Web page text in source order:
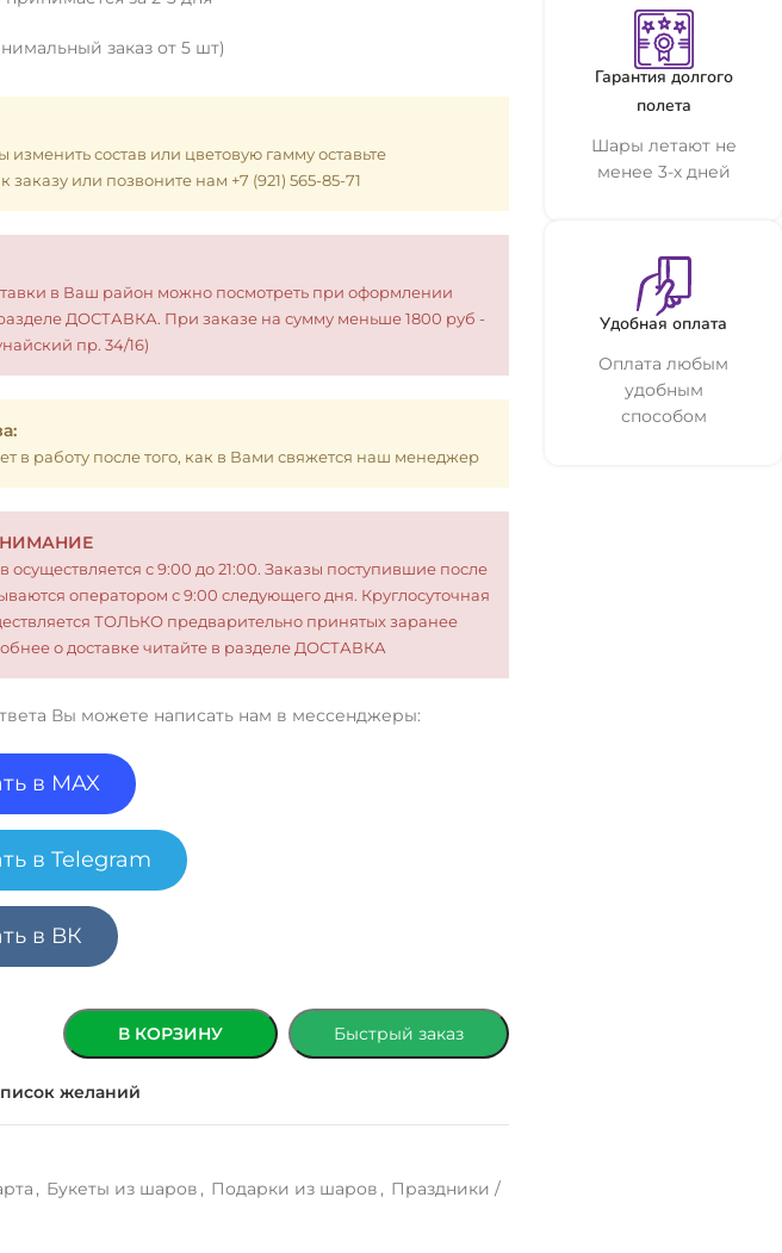
заказ от 5 шт)
изменить состав или цветовую гамму оставьте
заказу или позвоните нам +7 (921) 565-85-71
в Ваш район можно посмотреть при оформлении
ДОСТАВКА. При заказе на сумму меньше 1800 руб -
пр. 34/16)
в работу после того, как в Вами свяжется наш менеджер
осуществляется с 9:00 до 21:00. Заказы поступившие после
оператором с 9:00 следующего дня. Круглосуточная
ТОЛЬКО предварительно принятых заранее
о доставке читайте в разделе ДОСТАВКА
Вы можете написать нам в мессенджеры:
в MAX
в Telegram
в ВК
В КОРЗИНУ Быстрый заказ
желаний
, Букеты из шаров , Подарки из шаров , Праздники /
Гарантия долгого
полета
Шары летают не
менее 3-х дней
Удобная оплата
Оплата любым
удобным
способом